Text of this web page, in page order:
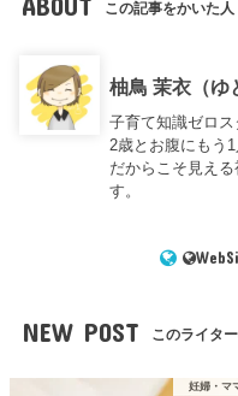
この記事をかいた人
柚鳥 茉衣（ゆ
子育て知識ゼロス
2歳とお腹にもう
だからこそ見え
す。
NEW POST このライタ
妊婦・マ